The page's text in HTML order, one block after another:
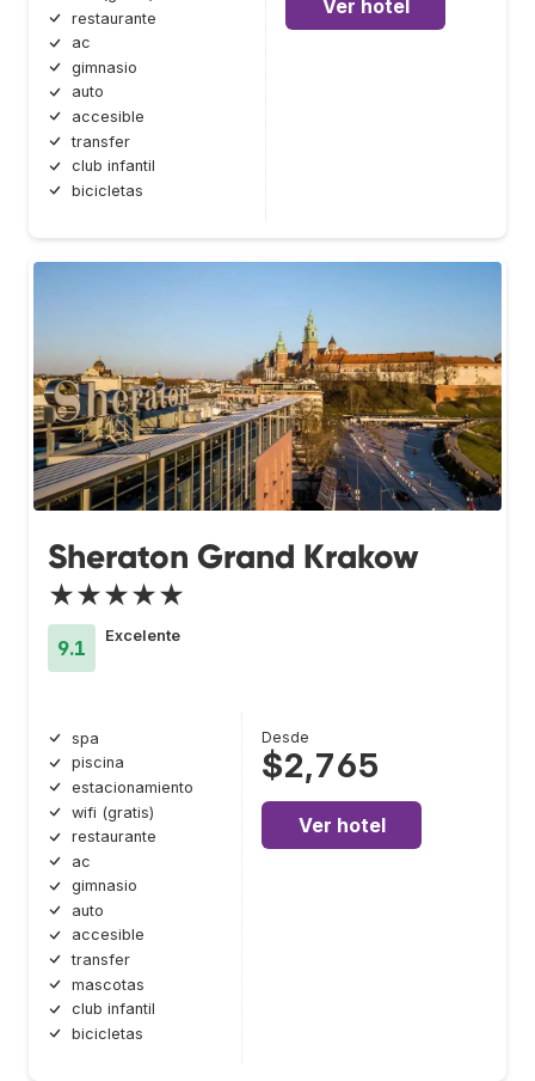
restaurante
ac
gimnasio
auto
accesible
transfer
club infantil
bicicletas
Ver hotel
Sheraton Grand Krakow
★★★★★
9.1
Excelente
spa
piscina
estacionamiento
wifi (gratis)
restaurante
ac
gimnasio
auto
accesible
transfer
mascotas
club infantil
bicicletas
Desde
$2,765
Ver hotel